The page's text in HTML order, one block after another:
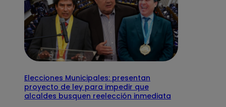
Elecciones Municipales: presentan
proyecto de ley para impedir que
alcaldes busquen reelección inmediata